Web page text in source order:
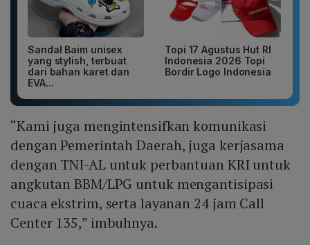
Sandal Baim unisex
yang stylish, terbuat
dari bahan karet dan
EVA...
Topi 17 Agustus Hut RI
Indonesia 2026 Topi
Bordir Logo Indonesia
“Kami juga mengintensifkan komunikasi
dengan Pemerintah Daerah, juga kerjasama
dengan TNI-AL untuk perbantuan KRI untuk
angkutan BBM/LPG untuk mengantisipasi
cuaca ekstrim, serta layanan 24 jam Call
Center 135,” imbuhnya.